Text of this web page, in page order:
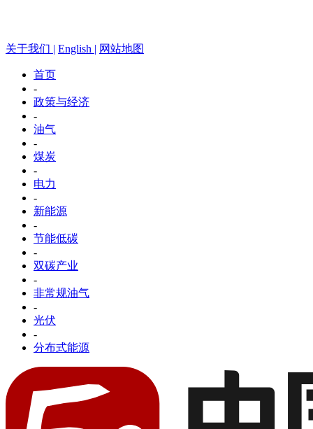
关于我们 | English | 网站地图
首页
-
政策与经济
-
油气
-
煤炭
-
电力
-
新能源
-
节能低碳
-
双碳产业
-
非常规油气
-
光伏
-
分布式能源